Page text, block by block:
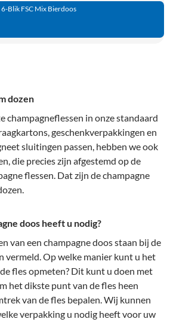
6-Blik FSC Mix Bierdoos
dozen
champagneflessen in onze standaard
geschenkverpakkingen en
sluitingen passen, hebben we ook
die precies zijn afgestemd op de
flessen. Dat zijn de champagne
doos heeft u nodig?
van een champagne doos staan bij de
vermeld. Op welke manier kunt u het
fles opmeten? Dit kunt u doen met
het dikste punt van de fles heen
van de fles bepalen. Wij kunnen
verpakking u nodig heeft voor uw